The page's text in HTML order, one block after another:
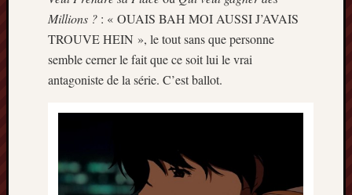
Millions ? : « OUAIS BAH MOI AUSSI J’AVAIS
TROUVE HEIN », le tout sans que personne
semble cerner le fait que ce soit lui le vrai
antagoniste de la série. C’est ballot.